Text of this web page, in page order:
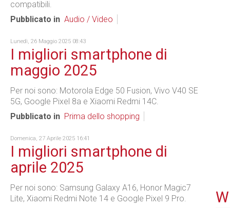
compatibili.
Pubblicato in Audio / Video
Lunedì, 26 Maggio 2025 08:43
I migliori smartphone di
maggio 2025
Per noi sono: Motorola Edge 50 Fusion, Vivo V40 SE
5G, Google Pixel 8a e Xiaomi Redmi 14C.
Pubblicato in Prima dello shopping
Domenica, 27 Aprile 2025 16:41
I migliori smartphone di
aprile 2025
Per noi sono: Samsung Galaxy A16, Honor Magic7
Lite, Xiaomi Redmi Note 14 e Google Pixel 9 Pro.